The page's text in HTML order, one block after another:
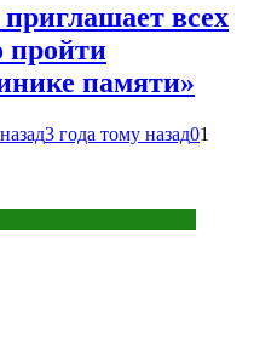
всех
пройти
памяти»
3 года тому назад01